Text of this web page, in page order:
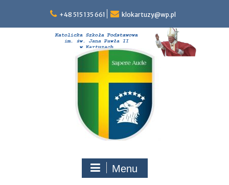
content
+48 515 135 661 klokartuzy@wp.pl
Menu